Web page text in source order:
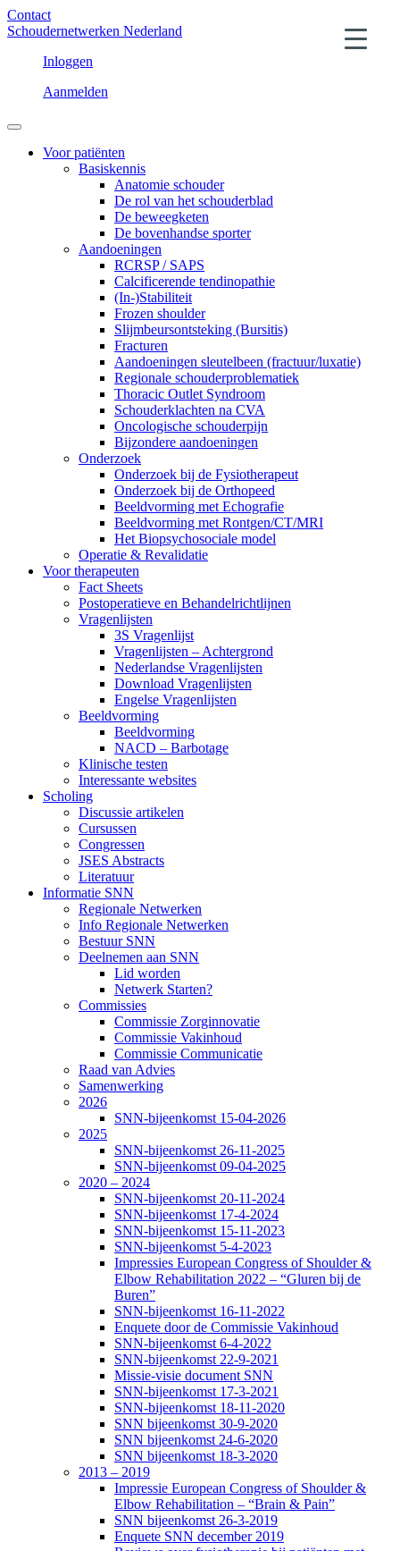
Contact
Schoudernetwerken Nederland
Inloggen
Aanmelden
Voor patiënten
Basiskennis
Anatomie schouder
De rol van het schouderblad
De beweegketen
De bovenhandse sporter
Aandoeningen
RCRSP / SAPS
Calcificerende tendinopathie
(In-)Stabiliteit
Frozen shoulder
Slijmbeursontsteking (Bursitis)
Fracturen
Aandoeningen sleutelbeen (fractuur/luxatie)
Regionale schouderproblematiek
Thoracic Outlet Syndroom
Schouderklachten na CVA
Oncologische schouderpijn
Bijzondere aandoeningen
Onderzoek
Onderzoek bij de Fysiotherapeut
Onderzoek bij de Orthopeed
Beeldvorming met Echografie
Beeldvorming met Rontgen/CT/MRI
Het Biopsychosociale model
Operatie & Revalidatie
Voor therapeuten
Fact Sheets
Postoperatieve en Behandelrichtlijnen
Vragenlijsten
3S Vragenlijst
Vragenlijsten – Achtergrond
Nederlandse Vragenlijsten
Download Vragenlijsten
Engelse Vragenlijsten
Beeldvorming
Beeldvorming
NACD – Barbotage
Klinische testen
Interessante websites
Scholing
Discussie artikelen
Cursussen
Congressen
JSES Abstracts
Literatuur
Informatie SNN
Regionale Netwerken
Info Regionale Netwerken
Bestuur SNN
Deelnemen aan SNN
Lid worden
Netwerk Starten?
Commissies
Commissie Zorginnovatie
Commissie Vakinhoud
Commissie Communicatie
Raad van Advies
Samenwerking
2026
SNN-bijeenkomst 15-04-2026
2025
SNN-bijeenkomst 26-11-2025
SNN-bijeenkomst 09-04-2025
2020 – 2024
SNN-bijeenkomst 20-11-2024
SNN-bijeenkomst 17-4-2024
SNN-bijeenkomst 15-11-2023
SNN-bijeenkomst 5-4-2023
Impressies European Congress of Shoulder &
Elbow Rehabilitation 2022 – “Gluren bij de
Buren”
SNN-bijeenkomst 16-11-2022
Enquete door de Commissie Vakinhoud
SNN-bijeenkomst 6-4-2022
SNN-bijeenkomst 22-9-2021
Missie-visie document SNN
SNN-bijeenkomst 17-3-2021
SNN-bijeenkomst 18-11-2020
SNN bijeenkomst 30-9-2020
SNN bijeenkomst 24-6-2020
SNN bijeenkomst 18-3-2020
2013 – 2019
Impressie European Congress of Shoulder &
Elbow Rehabilitation – “Brain & Pain”
SNN bijeenkomst 26-3-2019
Enquete SNN december 2019